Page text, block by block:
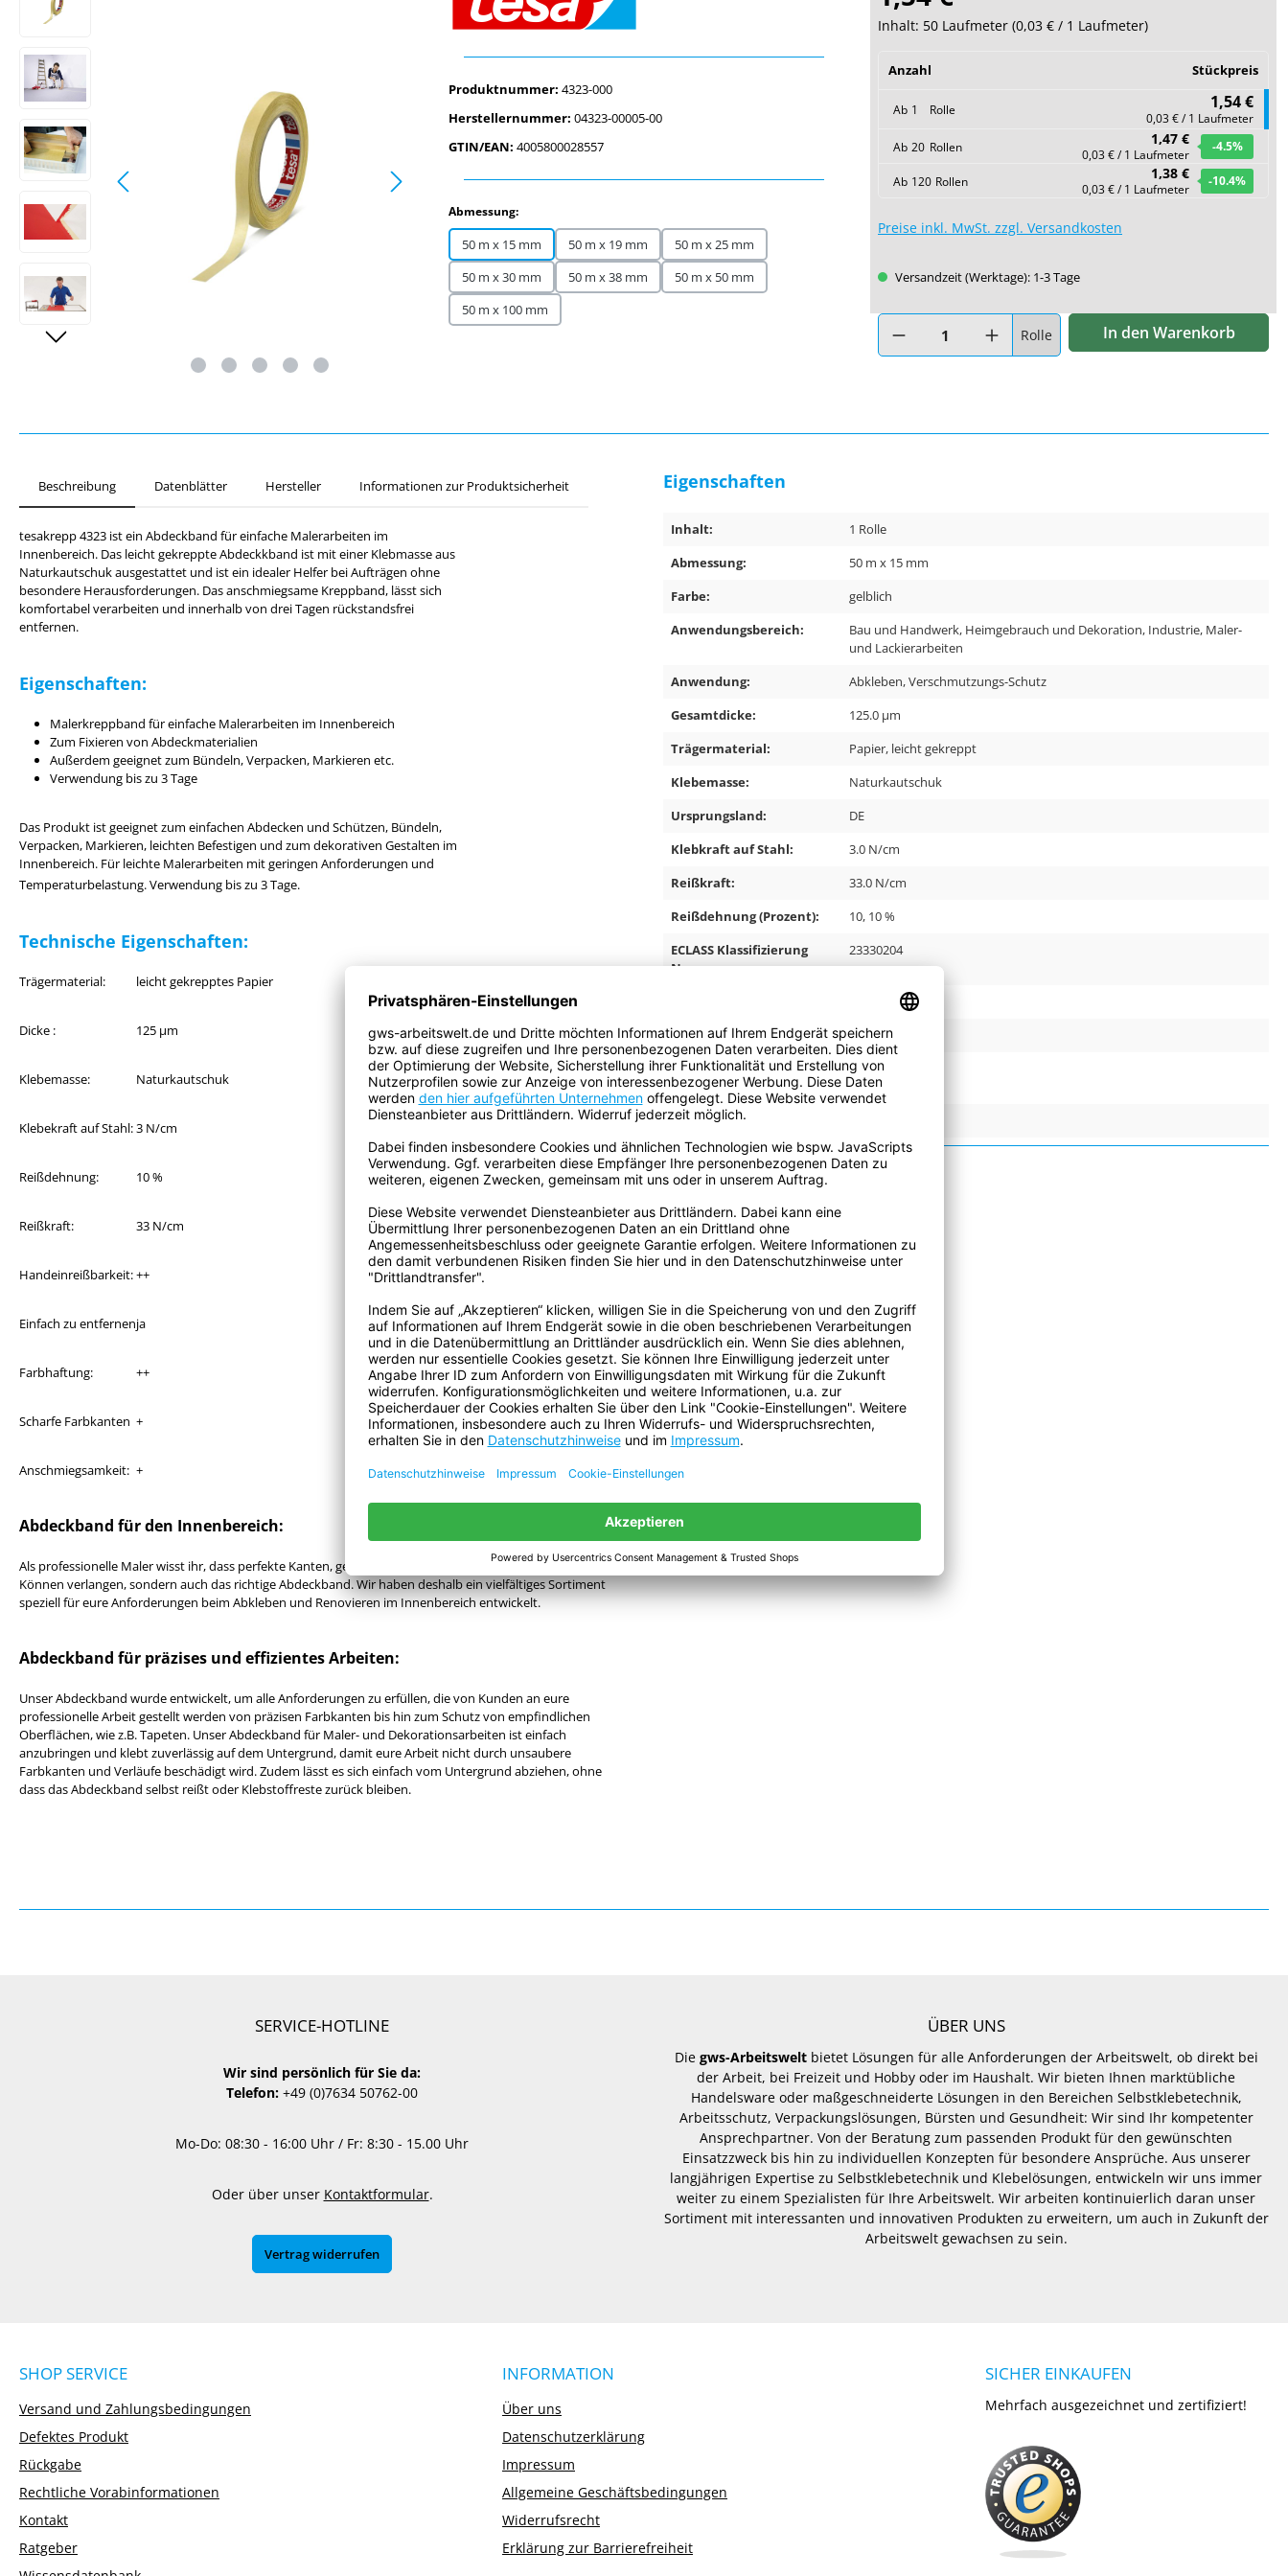
Produktnummer: 4323-000
Herstellernummer: 04323-00005-00
GTIN/EAN: 4005800028557
Abmessung:auswählen
50 m x 15 mm 50 m x 19 mm
50 m x 25 mm
50 m x 30 mm
50 m x 38 mm
50 m x 50 mm
50 m x 100 mm
Inhalt: 50 Laufmeter (0,03 € / 1 Laufmeter)
Anzahl Stückpreis
Ab 1 Rolle 1,54 €
0,03 € / 1 Laufmeter
Ab 20 Rollen 1,47 €
0,03 € / 1 Laufmeter
-4.5%
Ab 120 Rollen 1,38 €
0,03 € / 1 Laufmeter
-10.4%
Preise inkl. MwSt. zzgl. Versandkosten
Versandzeit (Werktage): 1-3 Tage
Produkt Anzahl: Gib den gewünschten Wert ein oder benutze
Rolle In den Warenkorb
Beschreibung Datenblätter Hersteller Informationen zur Produktsicherheit
tesakrepp4323 ist ein Abdeckband für einfache Malerarbeiten im
Innenbereich. Das leicht gekreppte Abdeckkband ist mit einer Klebmasse aus
Naturkautschuk ausgestattet und ist ein idealer Helfer bei Aufträgen ohne
besondere Herausforderungen. Das anschmiegsame Kreppband, lässt sich
komfortabel verarbeiten und innerhalb von drei Tagen rückstandsfrei
entfernen.
Eigenschaften:
Malerkreppband für einfache Malerarbeiten im Innenbereich
Zum Fixieren von Abdeckmaterialien
Außerdem geeignet zum Bündeln, Verpacken, Markieren etc.
Verwendung bis zu 3 Tage
Das Produkt ist geeignet zum einfachen Abdecken und Schützen, Bündeln,
Verpacken, Markieren, leichten Befestigen und zum dekorativen Gestalten im
Innenbereich. Für leichte Malerarbeiten mit geringen Anforderungen und
Temperaturbelastung. Verwendung bis zu 3 Tage.
Technische Eigenschaften:
Trägermaterial: leicht gekrepptes Papier
Dicke : 125 µm
Klebemasse: Naturkautschuk
Klebekraft auf Stahl:3 N/cm
Reißdehnung: 10 %
Reißkraft: 33 N/cm
Handeinreißbarkeit:++
Einfach zu entfernenja
Farbhaftung: ++
Scharfe Farbkanten +
Anschmiegsamkeit: +
Abdeckband für den Innenbereich:
Als professionelle Maler wisst ihr, dass perfekte Kanten, gerade Linien und exakte Kurven nicht nur großes
Können verlangen, sondern auch das richtige Abdeckband. Wir haben deshalb ein vielfältiges Sortiment
speziell für eure Anforderungen beim Abkleben und Renovieren im Innenbereich entwickelt.
Abdeckband für präzises und effizientes Arbeiten:
Unser Abdeckband wurde entwickelt, um alle Anforderungen zu erfüllen, die von Kunden an eure
professionelle Arbeit gestellt werden von präzisen Farbkanten bis hin zum Schutz von empfindlichen
Oberflächen, wie z.B. Tapeten. Unser Abdeckband für Maler- und Dekorationsarbeiten ist einfach
anzubringen und klebt zuverlässig auf dem Untergrund, damit eure Arbeit nicht durch unsaubere
Farbkanten und Verläufe beschädigt wird. Zudem lässt es sich einfach vom Untergrund abziehen, ohne
dass das Abdeckband selbst reißt oder Klebstoffreste zurück bleiben.
Eigenschaften
Inhalt:
1 Rolle
Abmessung:
50 m x 15 mm
Farbe:
gelblich
Anwendungsbereich:
Bau und Handwerk, Heimgebrauch und Dekoration, Industrie, Maler-
und Lackierarbeiten
Anwendung:
Abkleben, Verschmutzungs-Schutz
Gesamtdicke:
125.0 µm
Trägermaterial:
Papier, leicht gekreppt
Klebemasse:
Naturkautschuk
Ursprungsland:
DE
Klebkraft auf Stahl:
3.0 N/cm
Reißkraft:
33.0 N/cm
Reißdehnung (Prozent):
10, 10 %
ECLASS Klassifizierung
Nummer:
23330204
Gefahrgut:
false
Batterien sind
enthalten:
false
Enthält flüssigen Inhalt:
SERVICE-HOTLINE
Wir sind persönlich für Sie da:
Telefon: +49 (0)7634 50762-00
Mo-Do: 08:30 - 16:00 Uhr / Fr: 8:30 - 15.00 Uhr
Oder über unser Kontaktformular.
Vertrag widerrufen
ÜBER UNS
Die gws-Arbeitsweltbietet Lösungen für alle Anforderungen der Arbeitswelt, ob direkt bei
der Arbeit, bei Freizeit und Hobby oder im Haushalt. Wir bieten Ihnen marktübliche
Handelsware oder maßgeschneiderte Lösungen in den Bereichen Selbstklebetechnik,
Arbeitsschutz, Verpackungslösungen, Bürsten und Gesundheit: Wir sind Ihr kompetenter
Ansprechpartner. Von der Beratung zum passenden Produkt für den gewünschten
Einsatzzweck bis hin zu individuellen Konzepten für besondere Ansprüche. Aus unserer
langjährigen Expertise zu Selbstklebetechnik und Klebelösungen, entwickeln wir uns immer
weiter zu einem Spezialisten für Ihre Arbeitswelt. Wir arbeiten kontinuierlich daran unser
Sortiment mit interessanten und innovativen Produkten zu erweitern, um auch in Zukunft der
Arbeitswelt gewachsen zu sein.
SHOP SERVICE
Versand und Zahlungsbedingungen
Defektes Produkt
Rückgabe
Rechtliche Vorabinformationen
Kontakt
Ratgeber
INFORMATION
Über uns
Datenschutzerklärung
Impressum
Allgemeine Geschäftsbedingungen
Widerrufsrecht
Erklärung zur Barrierefreiheit
SICHER EINKAUFEN
Mehrfach ausgezeichnet und zertifiziert!